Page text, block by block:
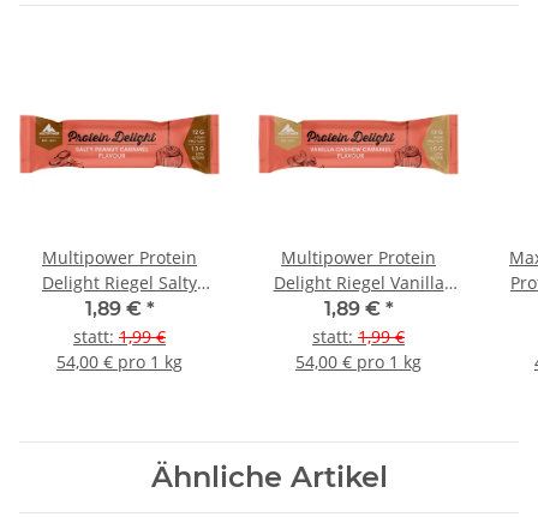
Multipower Protein
Delight Riegel Salty
Peanut Caramel
1,89 € *
statt: 1,99 €
54,00 € pro 1 kg
Multipower Protein
Delight Riegel Vanilla
Cashew Caramel
1,89 € *
statt: 1,99 €
54,00 € pro 1 kg
Ähnliche Artikel